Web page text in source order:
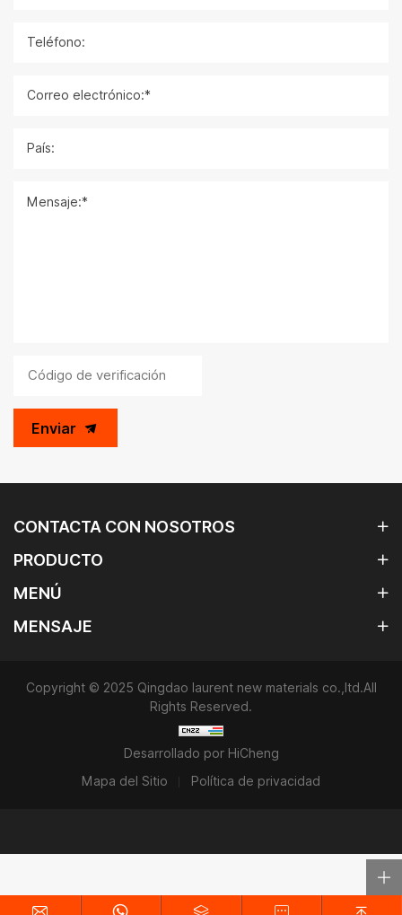
Teléfono:
Correo electrónico:*
País:
Mensaje:*
Enviar
CONTACTA CON NOSOTROS
PRODUCTO
MENÚ
MENSAJE
Copyright © 2025 Qingdao laurent new materials co.,ltd.All
Rights Reserved.
Desarrollado por HiCheng
Mapa del Sitio
Política de privacidad